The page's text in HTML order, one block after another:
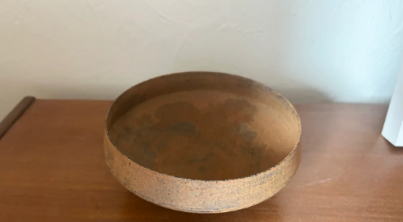
MAGAZINE
SPUR 2026 JULY